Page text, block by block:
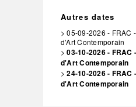
Autres dates
> 05-09-2026 - FRAC
d'Art Contemporain
>03-10-2026 - FRAC
d'Art Contemporain
>24-10-2026 - FRAC
d'Art Contemporain